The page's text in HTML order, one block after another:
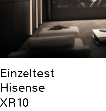
Einzeltest
Hisense
XR10